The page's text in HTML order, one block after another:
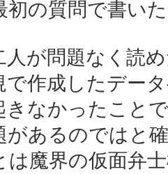
初の質問で書い
人が問題なく読
で作成したデー
きなかったこと
があるのではと
は魔界の仮面弁